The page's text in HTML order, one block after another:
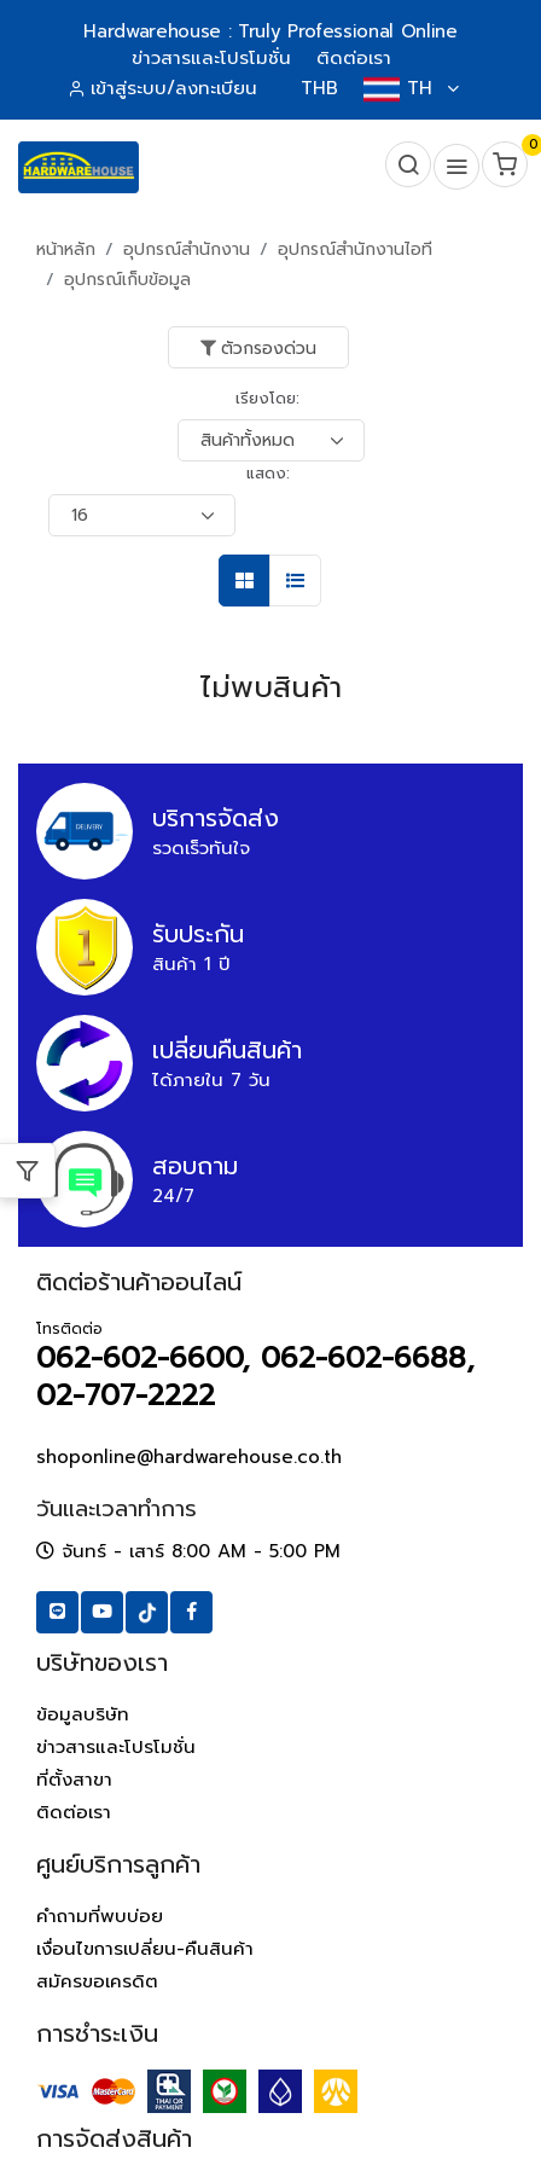
Hardwarehouse : Truly Professional Online
ข่าวสารและโปรโมชั่น
ติดต่อเรา
เข้าสู่ระบบ/ลงทะเบียน
THB TH
0
หน้าหลัก อุปกรณ์สำนักงาน
อุปกรณ์สำนักงานไอที
อุปกรณ์เก็บข้อมูล
ตัวกรองด่วน
เรียงโดย:
แสดง:
ไม่พบสินค้า
บริการจัดส่ง
รวดเร็วทันใจ
รับประกัน
สินค้า 1 ปี
เปลี่ยนคืนสินค้า
ได้ภายใน 7 วัน
สอบถาม
24/7
ติดต่อร้านค้าออนไลน์
โทรติดต่อ
062-602-6600, 062-602-6688,
02-707-2222
shoponline@hardwarehouse.co.th
วันและเวลาทำการ
จันทร์ - เสาร์ 8:00 AM - 5:00 PM
บริษัทของเรา
ข้อมูลบริษัท
ข่าวสารและโปรโมชั่น
ที่ตั้งสาขา
ติดต่อเรา
ศูนย์บริการลูกค้า
คำถามที่พบบ่อย
เงื่อนไขการเปลี่ยน-คืนสินค้า
สมัครขอเครดิต
การชำระเงิน
การจัดส่งสินค้า